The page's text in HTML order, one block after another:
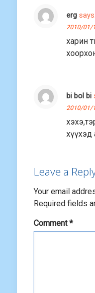
erg says:
2010/01/
харин
bi bol bi
2010/01/
хүүхэд
Leave a
Your email
Required fields
Comment*